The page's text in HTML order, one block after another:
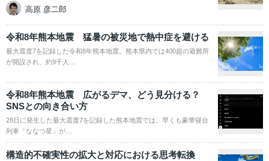
高原 彦二郎
令和8年熊本地震 猛暑の被災地で熱中症を避ける
最大震度7を記録した令和8年熊本地震。熊本県内では400超の避難所
が開設され、約9千人…
令和8年熊本地震 広がるデマ、どう見分ける？
SNSとの向き合い方
28日に発生した最大震度7を記録した熊本地震では、早くも豪華寝台
列車「ななつ星」が…
構造的不確実性の拡大と対応における思考転換